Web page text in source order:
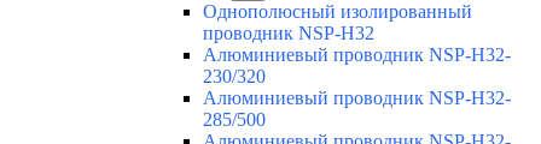
Однополюсный изолированный
проводник NSP-H32
Алюминиевый проводник NSP-H32-
230/320
Алюминиевый проводник NSP-H32-
285/500